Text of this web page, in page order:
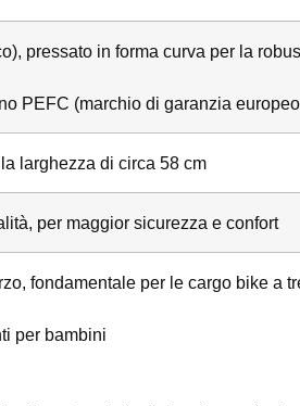
pressato in forma curva per la
PEFC (marchio di garanzia
larghezza di circa 58 cm
per maggior sicurezza e confort
fondamentale per le cargo bike a
per bambini